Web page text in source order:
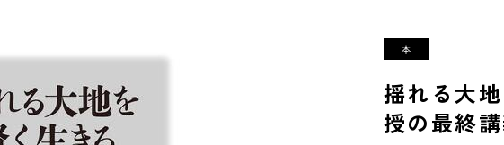
揺れる大
授の最終